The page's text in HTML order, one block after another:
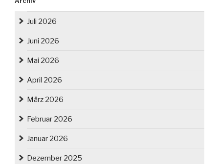
Juli 2026
Juni 2026
Mai 2026
April 2026
März 2026
Februar 2026
Januar 2026
Dezember 2025